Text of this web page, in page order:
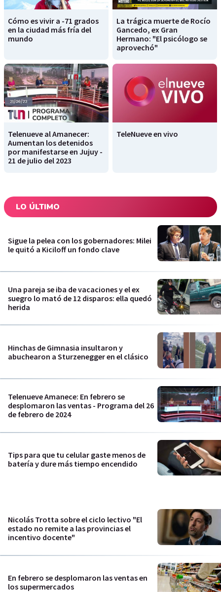
Cómo es vivir a -71 grados
en la ciudad más fría del
mundo
La trágica muerte de Rocío
Gancedo, ex Gran
Hermano: "El psicólogo se
aprovechó"
Telenueve al Amanecer:
Aumentan los detenidos
por manifestarse en Jujuy -
21 de julio del 2023
TeleNueve en vivo
LO ÚLTIMO
Sigue la pelea con los gobernadores: Milei
le quitó a Kiciloff un fondo clave
Una pareja se iba de vacaciones y el ex
suegro lo mató de 12 disparos: ella quedó
herida
Hinchas de Gimnasia insultaron y
abuchearon a Sturzenegger en el clásico
Telenueve Amanece: En febrero se
desplomaron las ventas - Programa del 26
de febrero de 2024
Tips para que tu celular gaste menos de
batería y dure más tiempo encendido
Nicolás Trotta sobre el ciclo lectivo "El
estado no remite a las provincias el
incentivo docente"
En febrero se desplomaron las ventas en
los supermercados